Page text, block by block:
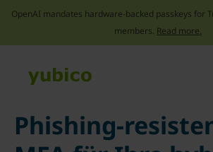
OpenAI mandates hardware-backed passkeys for
members. Read more.
Phishing-